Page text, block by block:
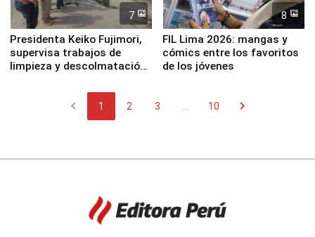
7
Presidenta Keiko Fujimori,
supervisa trabajos de
limpieza y descolmatación
8
FIL Lima 2026: mangas y
cómics entre los favoritos
de los jóvenes
chevron_left 1 2 3 10 chevron_right